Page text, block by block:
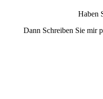
Haben
Dann Schreiben Sie mir